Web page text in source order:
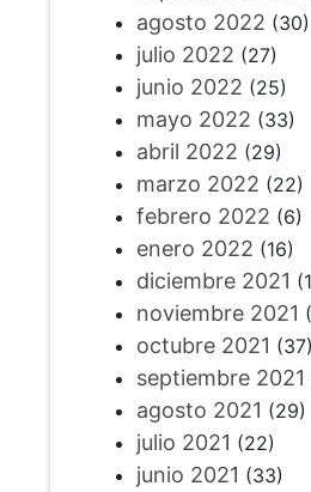
agosto 2022 (30)
julio 2022 (27)
junio 2022 (25)
mayo 2022 (33)
abril 2022 (29)
marzo 2022 (22)
febrero 2022 (6)
enero 2022 (16)
diciembre 2021
noviembre 2021
octubre 2021 (37)
septiembre 2021
agosto 2021 (29)
julio 2021 (22)
junio 2021 (33)